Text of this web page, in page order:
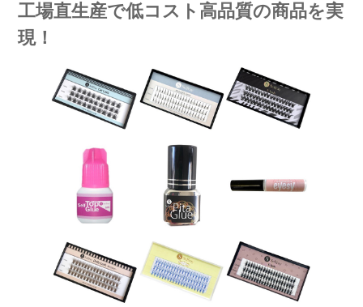
工場直生産で低コスト高品質の商品を実
現！